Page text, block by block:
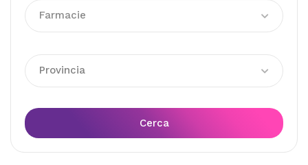
Farmacie
Provincia
Cerca